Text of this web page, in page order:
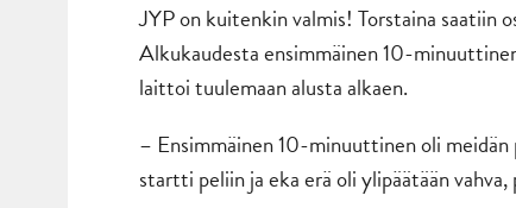
JYP on kuitenkin valmis! Torstaina saatiin
Alkukaudesta ensimmäinen 10-
laittoi tuulemaan alusta alkaen.
– Ensimmäinen 10-minuuttinen oli
startti peliin ja eka erä oli ylipäätään vahva,